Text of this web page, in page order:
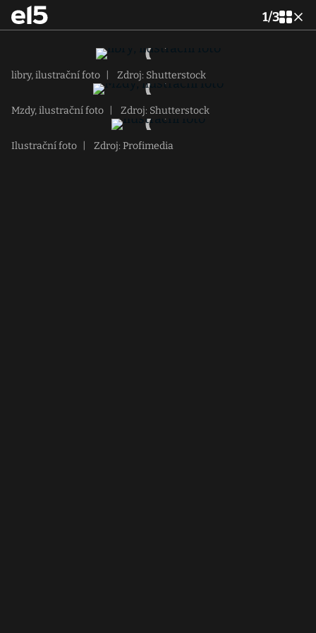
1/3
libry, ilustrační foto Zdroj: Shutterstock
Mzdy, ilustrační foto Zdroj: Shutterstock
Ilustrační foto Zdroj: Profimedia